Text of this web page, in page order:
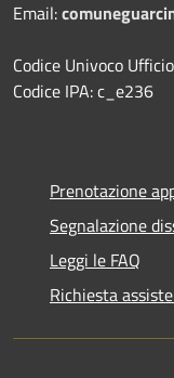
Email:
Codice Univoco
Codice IPA: c_e236
Prenotazione
Segnalazione
Leggi le FAQ
Richiesta